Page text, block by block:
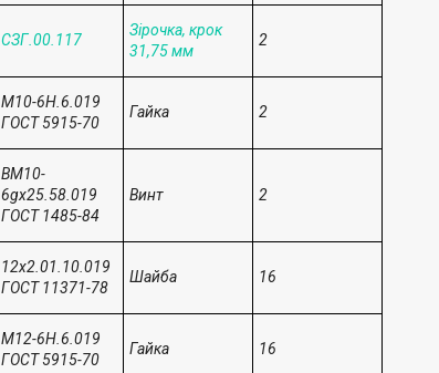
СЗГ.00.117
Зірочка, крок
31,75 мм
2
М10-6Н.6.019
ГОСТ 5915-70
Гайка 2
ВМ10-
6gх25.58.019
ГОСТ 1485-84
Винт 2
12х2.01.10.019
ГОСТ 11371-78
Шайба 16
М12-6Н.6.019
ГОСТ 5915-70
Гайка 16